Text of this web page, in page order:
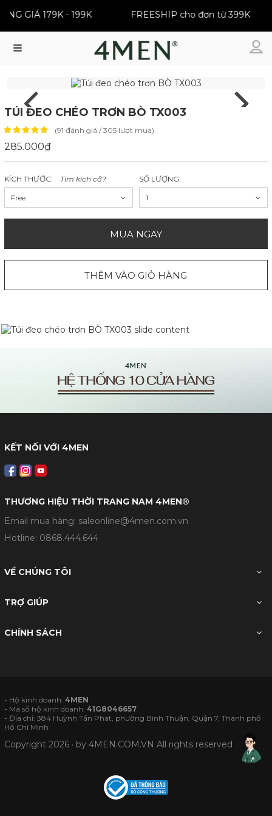
GIÁ 179K - 199K FREESHIP cho đơn từ 399K
TÚI ĐEO CHÉO TRƠN BÒ TX003
(91 đánh giá / 305 lượt mua)
285.000₫
KÍCH THƯỚC: Tìm kích cỡ?
Free
SỐ LƯỢNG:
1
MUA NGAY
THÊM VÀO GIỎ HÀNG
KẾT NỐI VỚI 4MEN
THƯƠNG HIỆU THỜI TRANG NAM 4MEN®
Email mua hàng: saleonline@4men.com.vn
Hotline: 0868.444.644
VỀ CHÚNG TÔI
TRỢ GIÚP
CHÍNH SÁCH
- Hộ kinh doanh:4MEN
- Mã số hộ kinh doanh:41G8046657
- Địa chỉ: 384 Huỳnh Tấn Phát, phường Bình Thuận, Quận 7, Thành phố
Hồ Chí Minh
Copyright 2026 · by4MEN.COM.VN All rights reserved